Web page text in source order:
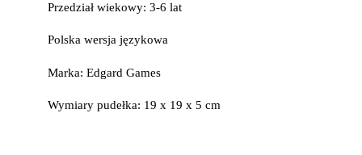
Przedział wiekowy: 3-6 lat
Polska wersja językowa
Marka: Edgard Games
Wymiary pudełka: 19 x 19 x 5 cm